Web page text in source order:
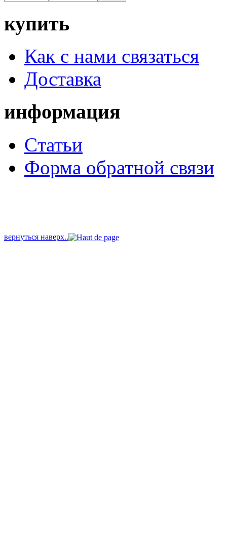
купить
Как с нами связаться
Доставка
информация
Cтатьи
Форма обратной связи
вернуться наверх..